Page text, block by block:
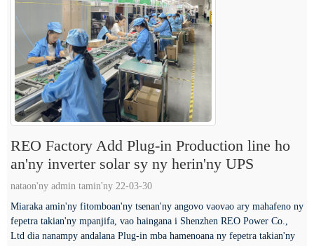
REO Factory Add Plug-in Production line ho
an'ny inverter solar sy ny herin'ny UPS
nataon'ny admin tamin'ny 22-03-30
Miaraka amin'ny fitomboan'ny tsenan'ny angovo vaovao ary mahafeno ny
fepetra takian'ny mpanjifa, vao haingana i Shenzhen REO Power Co.,
Ltd dia nanampy andalana Plug-in mba hamenoana ny fepetra takian'ny